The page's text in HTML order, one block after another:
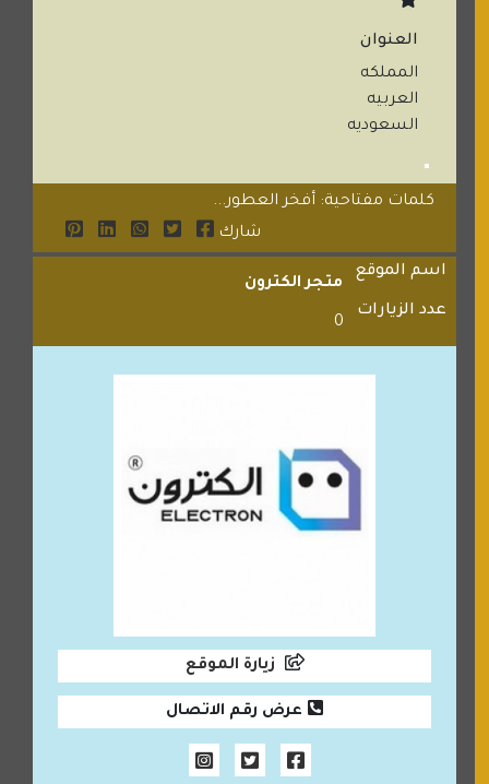
العنوان
المملكه
العربيه
السعوديه
كلمات مفتاحية: أفخر العطور...
شارك
اسم الموقع
متجر الكترون
عدد الزيارات
0
زيارة الموقع
عرض رقم الاتصال